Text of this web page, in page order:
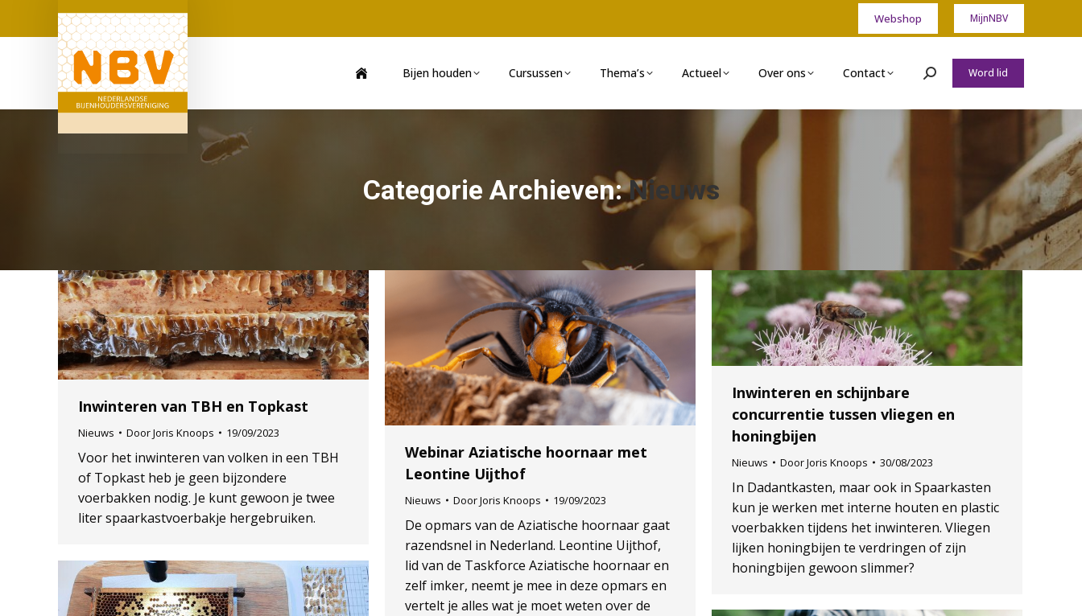
Webshop MijnNBV
Bijen houden Cursussen Thema’s Actueel Over ons Contact Zoeken:Word lid
Categorie Archieven:Nieuws
Inwinteren van TBH en Topkast
Nieuws DoorJoris Knoops 19/09/2023
Voor het inwinteren van volken in een TBH
of Topkast heb je geen bijzondere
voerbakken nodig. Je kunt gewoon je twee
liter spaarkastvoerbakje hergebruiken.
Webinar Aziatische hoornaar met
Leontine Uijthof
Nieuws DoorJoris Knoops 19/09/2023
De opmars van de Aziatische hoornaar gaat
razendsnel in Nederland. Leontine Uijthof,
lid van de Taskforce Aziatische hoornaar en
zelf imker, neemt je mee in deze opmars en
vertelt je alles wat je moet weten over de
Inwinteren en schijnbare
concurrentie tussen vliegen en
honingbijen
Nieuws DoorJoris Knoops 30/08/2023
In Dadantkasten, maar ook in Spaarkasten
kun je werken met interne houten en plastic
voerbakken tijdens het inwinteren. Vliegen
lijken honingbijen te verdringen of zijn
honingbijen gewoon slimmer?